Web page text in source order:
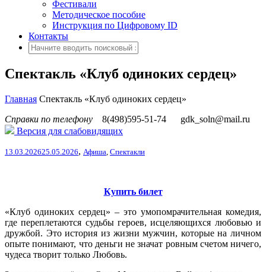
Фестивали
Методическое пособие
Инструкция по Цифровому ID
Контакты
Спектакль «Клуб одиноких сердец»
Главная Спектакль «Клуб одиноких сердец»
Справки по телефону
8(498)595-51-74
gdk_soln@mail.ru
Версия для слабовидящих
13.03.202625.05.2026, Афиша Спектакли
Купить билет
«Клуб одиноких сердец» – это умопомрачительная комедия,
где переплетаются судьбы героев, исцеляющихся любовью и
дружбой. Это история из жизни мужчин, которые на личном
опыте понимают, что деньги не значат ровным счетом ничего,
чудеса творит только Любовь.